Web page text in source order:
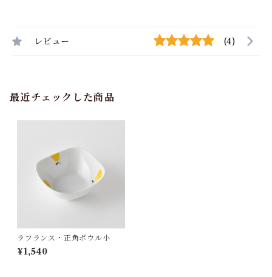
レビュー (4)
最近チェックした商品
ラフランス・正角ボウル小
¥1,540